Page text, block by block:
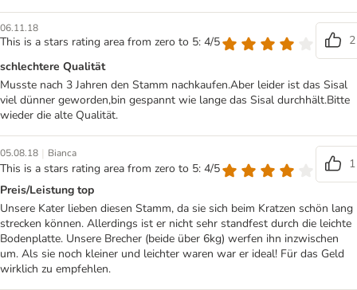
06.11.18
This is a stars rating area from zero to 5: 4/5
2
schlechtere Qualität
Musste nach 3 Jahren den Stamm nachkaufen.Aber leider ist das Sisal
viel dünner geworden,bin gespannt wie lange das Sisal durchhält.Bitte
wieder die alte Qualität.
05.08.18 | Bianca
This is a stars rating area from zero to 5: 4/5
1
Preis/Leistung top
Unsere Kater lieben diesen Stamm, da sie sich beim Kratzen schön lang
strecken können. Allerdings ist er nicht sehr standfest durch die leichte
Bodenplatte. Unsere Brecher (beide über 6kg) werfen ihn inzwischen
um. Als sie noch kleiner und leichter waren war er ideal! Für das Geld
wirklich zu empfehlen.